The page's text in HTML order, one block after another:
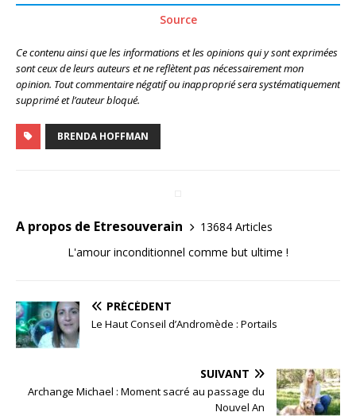
Source
Ce contenu ainsi que les informations et les opinions qui y sont exprimées
sont ceux de leurs auteurs et ne reflètent pas nécessairement mon
opinion. Tout commentaire négatif ou inapproprié sera systématiquement
supprimé et l’auteur bloqué.
BRENDA HOFFMAN
A propos de Etresouverain
13684 Articles
L'amour inconditionnel comme but ultime !
PRÉCÉDENT
Le Haut Conseil d’Andromède : Portails
SUIVANT
Archange Michael : Moment sacré au passage du
Nouvel An